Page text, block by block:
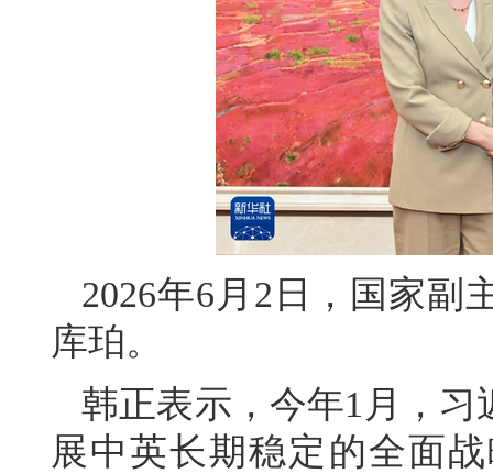
2026年6月2日，国家副
库珀。
韩正表示，今年1月，
展中英长期稳定的全面